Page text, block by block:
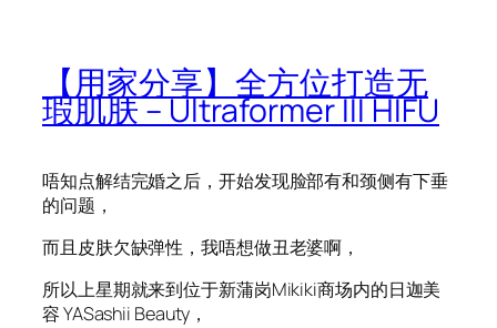
【用家分享】全方位打造无
瑕肌肤 – Ultraformer III HIFU
唔知点解结完婚之后，开始发现脸部有和颈侧有下垂
的问题，
而且皮肤欠缺弹性，我唔想做丑老婆啊，
所以上星期就来到位于新蒲岗Mikiki商场内的日迦美
容 YASashii Beauty，